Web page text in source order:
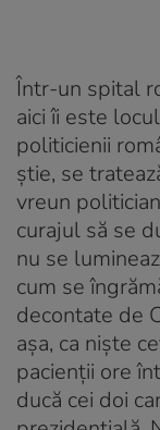
Într-un spital
aici îi este
politicienii
știe, se
vreun
curajul să se
nu se
cum se
decontate de
așa, ca niște
pacienții ore
ducă cei doi